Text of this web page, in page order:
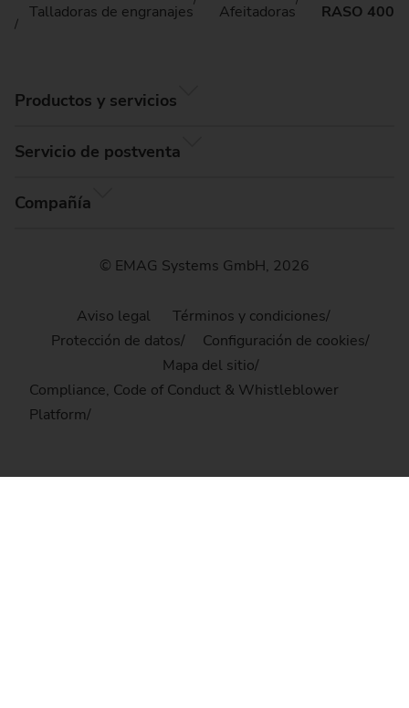
Talladoras de engranajes
Afeitadoras RASO 400
Productos y servicios
Servicio de postventa
Compañía
© EMAG Systems GmbH, 2026
Aviso legal
Términos y condiciones
Protección de datos
Configuración de cookies
Mapa del sitio
Compliance, Code of Conduct & Whistleblower
Platform